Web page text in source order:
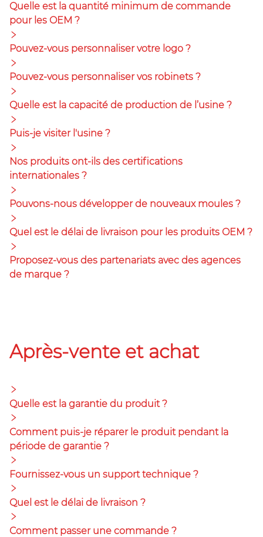
Quelle est la quantité minimum de commande
pour les OEM ?
Pouvez-vous personnaliser votre logo ?
Pouvez-vous personnaliser vos robinets ?
Quelle est la capacité de production de l’usine ?
Puis-je visiter l'usine ?
Nos produits ont-ils des certifications
internationales ?
Pouvons-nous développer de nouveaux moules ?
Quel est le délai de livraison pour les produits OEM ?
Proposez-vous des partenariats avec des agences
de marque ?
Après-vente et achat
Quelle est la garantie du produit ?
Comment puis-je réparer le produit pendant la
période de garantie ?
Fournissez-vous un support technique ?
Quel est le délai de livraison ?
Comment passer une commande ?